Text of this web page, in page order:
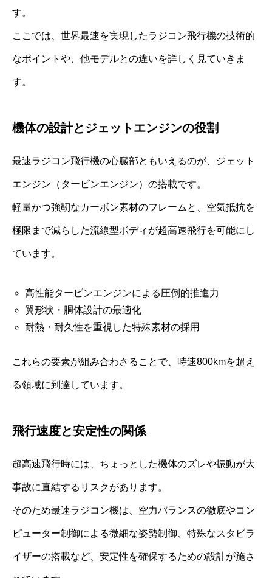
す。
ここでは、世界最速を実現したラジコン飛行機の技術的
なポイントや、他モデルとの違いを詳しく見ていきま
す。
機体の設計とジェットエンジンの役割
最速ラジコン飛行機の心臓部ともいえるのが、ジェット
エンジン（タービンエンジン）の搭載です。
軽量かつ強靭なカーボン素材のフレームと、空気抵抗を
極限まで減らした流線型ボディが超高速飛行を可能にし
ています。
高性能タービンエンジンによる圧倒的推進力
翼形状・胴体設計の最適化
耐熱・耐久性を重視した特殊素材の採用
これらの要素が組み合わさることで、時速800kmを超え
る領域に到達しています。
飛行速度と安定性の関係
超高速飛行時には、ちょっとした機体のズレや振動が大
事故に直結するリスクがあります。
そのため最速ラジコン機は、空力バランスの徹底やコン
ピューター制御による微細な姿勢制御、特殊なスタビラ
イザーの搭載など、安定性を確保するための設計が施さ